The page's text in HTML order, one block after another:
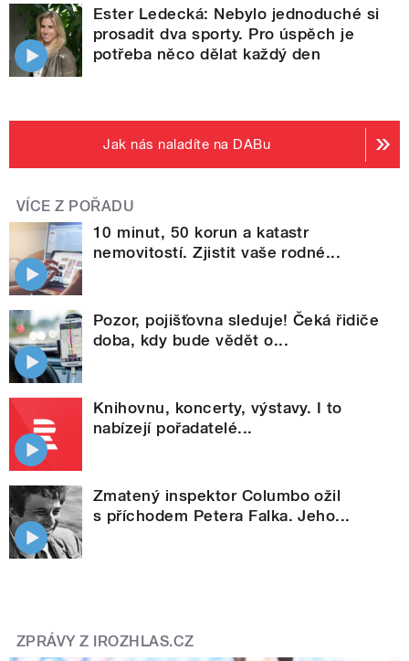
Ester Ledecká: Nebylo jednoduché si
prosadit dva sporty. Pro úspěch je
potřeba něco dělat každý den
Jak nás naladíte na DABu
VÍCE Z POŘADU
10 minut, 50 korun a katastr
nemovitostí. Zjistit vaše rodné...
Pozor, pojišťovna sleduje! Čeká řidiče
doba, kdy bude vědět o...
Knihovnu, koncerty, výstavy. I to
nabízejí pořadatelé...
Zmatený inspektor Columbo ožil
s příchodem Petera Falka. Jeho...
ZPRÁVY Z IROZHLAS.CZ